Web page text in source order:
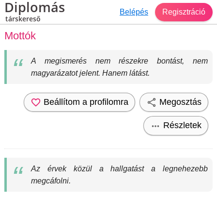
Diplomás
társkereső
Belépés Regisztráció
Mottók
A megismerés nem részekre bontást, nem
magyarázatot jelent. Hanem látást.
Beállítom a profilomra Megosztás
Részletek
Az érvek közül a hallgatást a legnehezebb
megcáfolni.